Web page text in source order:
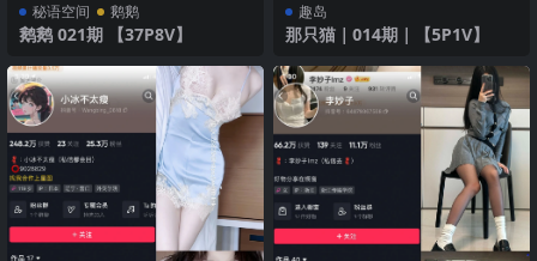
秘语空间 鹅鹅
鹅鹅 021期 【37P8V】
趣岛
那只猫｜014期｜【5P1V】